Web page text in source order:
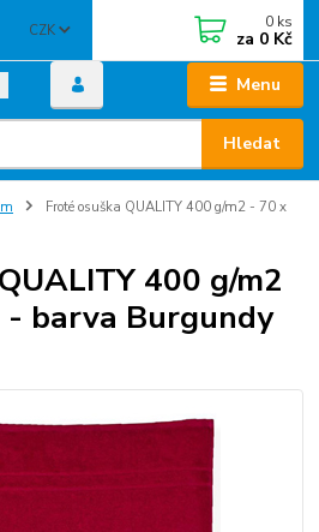
Menu
CZK
Hledat
0 ks
za 0 Kč
Froté osuška QUALITY 400 g/m2 - 70 x
400 g/m2
- barva Burgundy